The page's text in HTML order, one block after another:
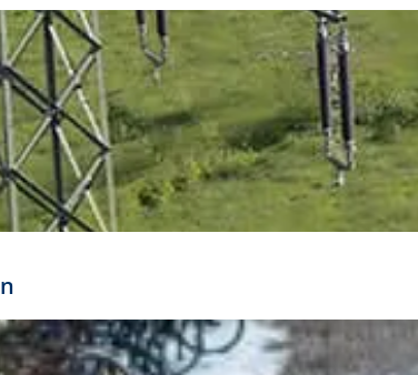
kleiner gesetzt werden. Dazu bedarf es jedoch